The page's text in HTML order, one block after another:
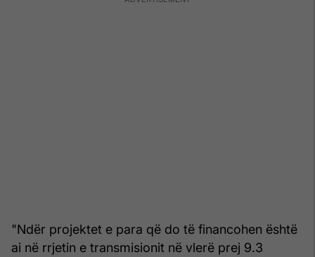
"Ndër projektet e para që do të financohen është
ai në rrjetin e transmisionit në vlerë prej 9.3